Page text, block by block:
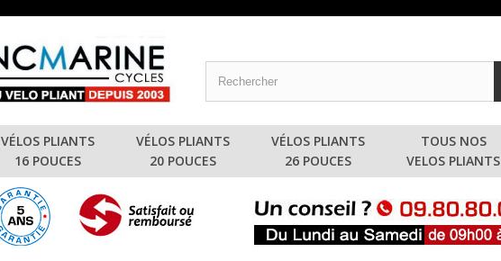
VÉLOS PLIANTS
16 POUCES
VÉLOS PLIANTS
20 POUCES
VÉLOS PLIANTS
26 POUCES
TOUS NOS
VELOS PLIANTS